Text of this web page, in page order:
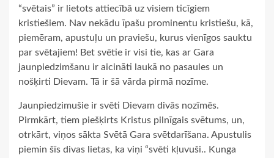
“svētais” ir lietots attiecībā uz visiem ticīgiem
kristiešiem. Nav nekādu īpašu prominentu kristiešu, kā,
piemēram, apustuļu un praviešu, kurus vienīgos sauktu
par svētajiem! Bet svētie ir visi tie, kas ar Gara
jaunpiedzimšanu ir aicināti laukā no pasaules un
nošķirti Dievam. Tā ir šā vārda pirmā nozīme.
Jaunpiedzimušie ir svēti Dievam divās nozīmēs.
Pirmkārt, tiem piešķirts Kristus pilnīgais svētums, un,
otrkārt, viņos sākta Svētā Gara svētdarīšana. Apustulis
piemin šīs divas lietas, ka viņi “svēti kļuvuši.. Kunga